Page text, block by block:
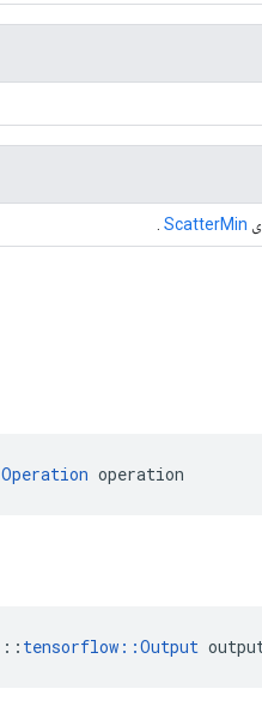
ScatterMin
Operation operation
:: tensorflow::Output